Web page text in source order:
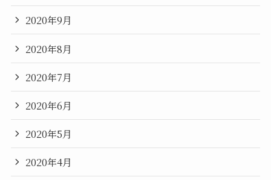
2020年9月
2020年8月
2020年7月
2020年6月
2020年5月
2020年4月